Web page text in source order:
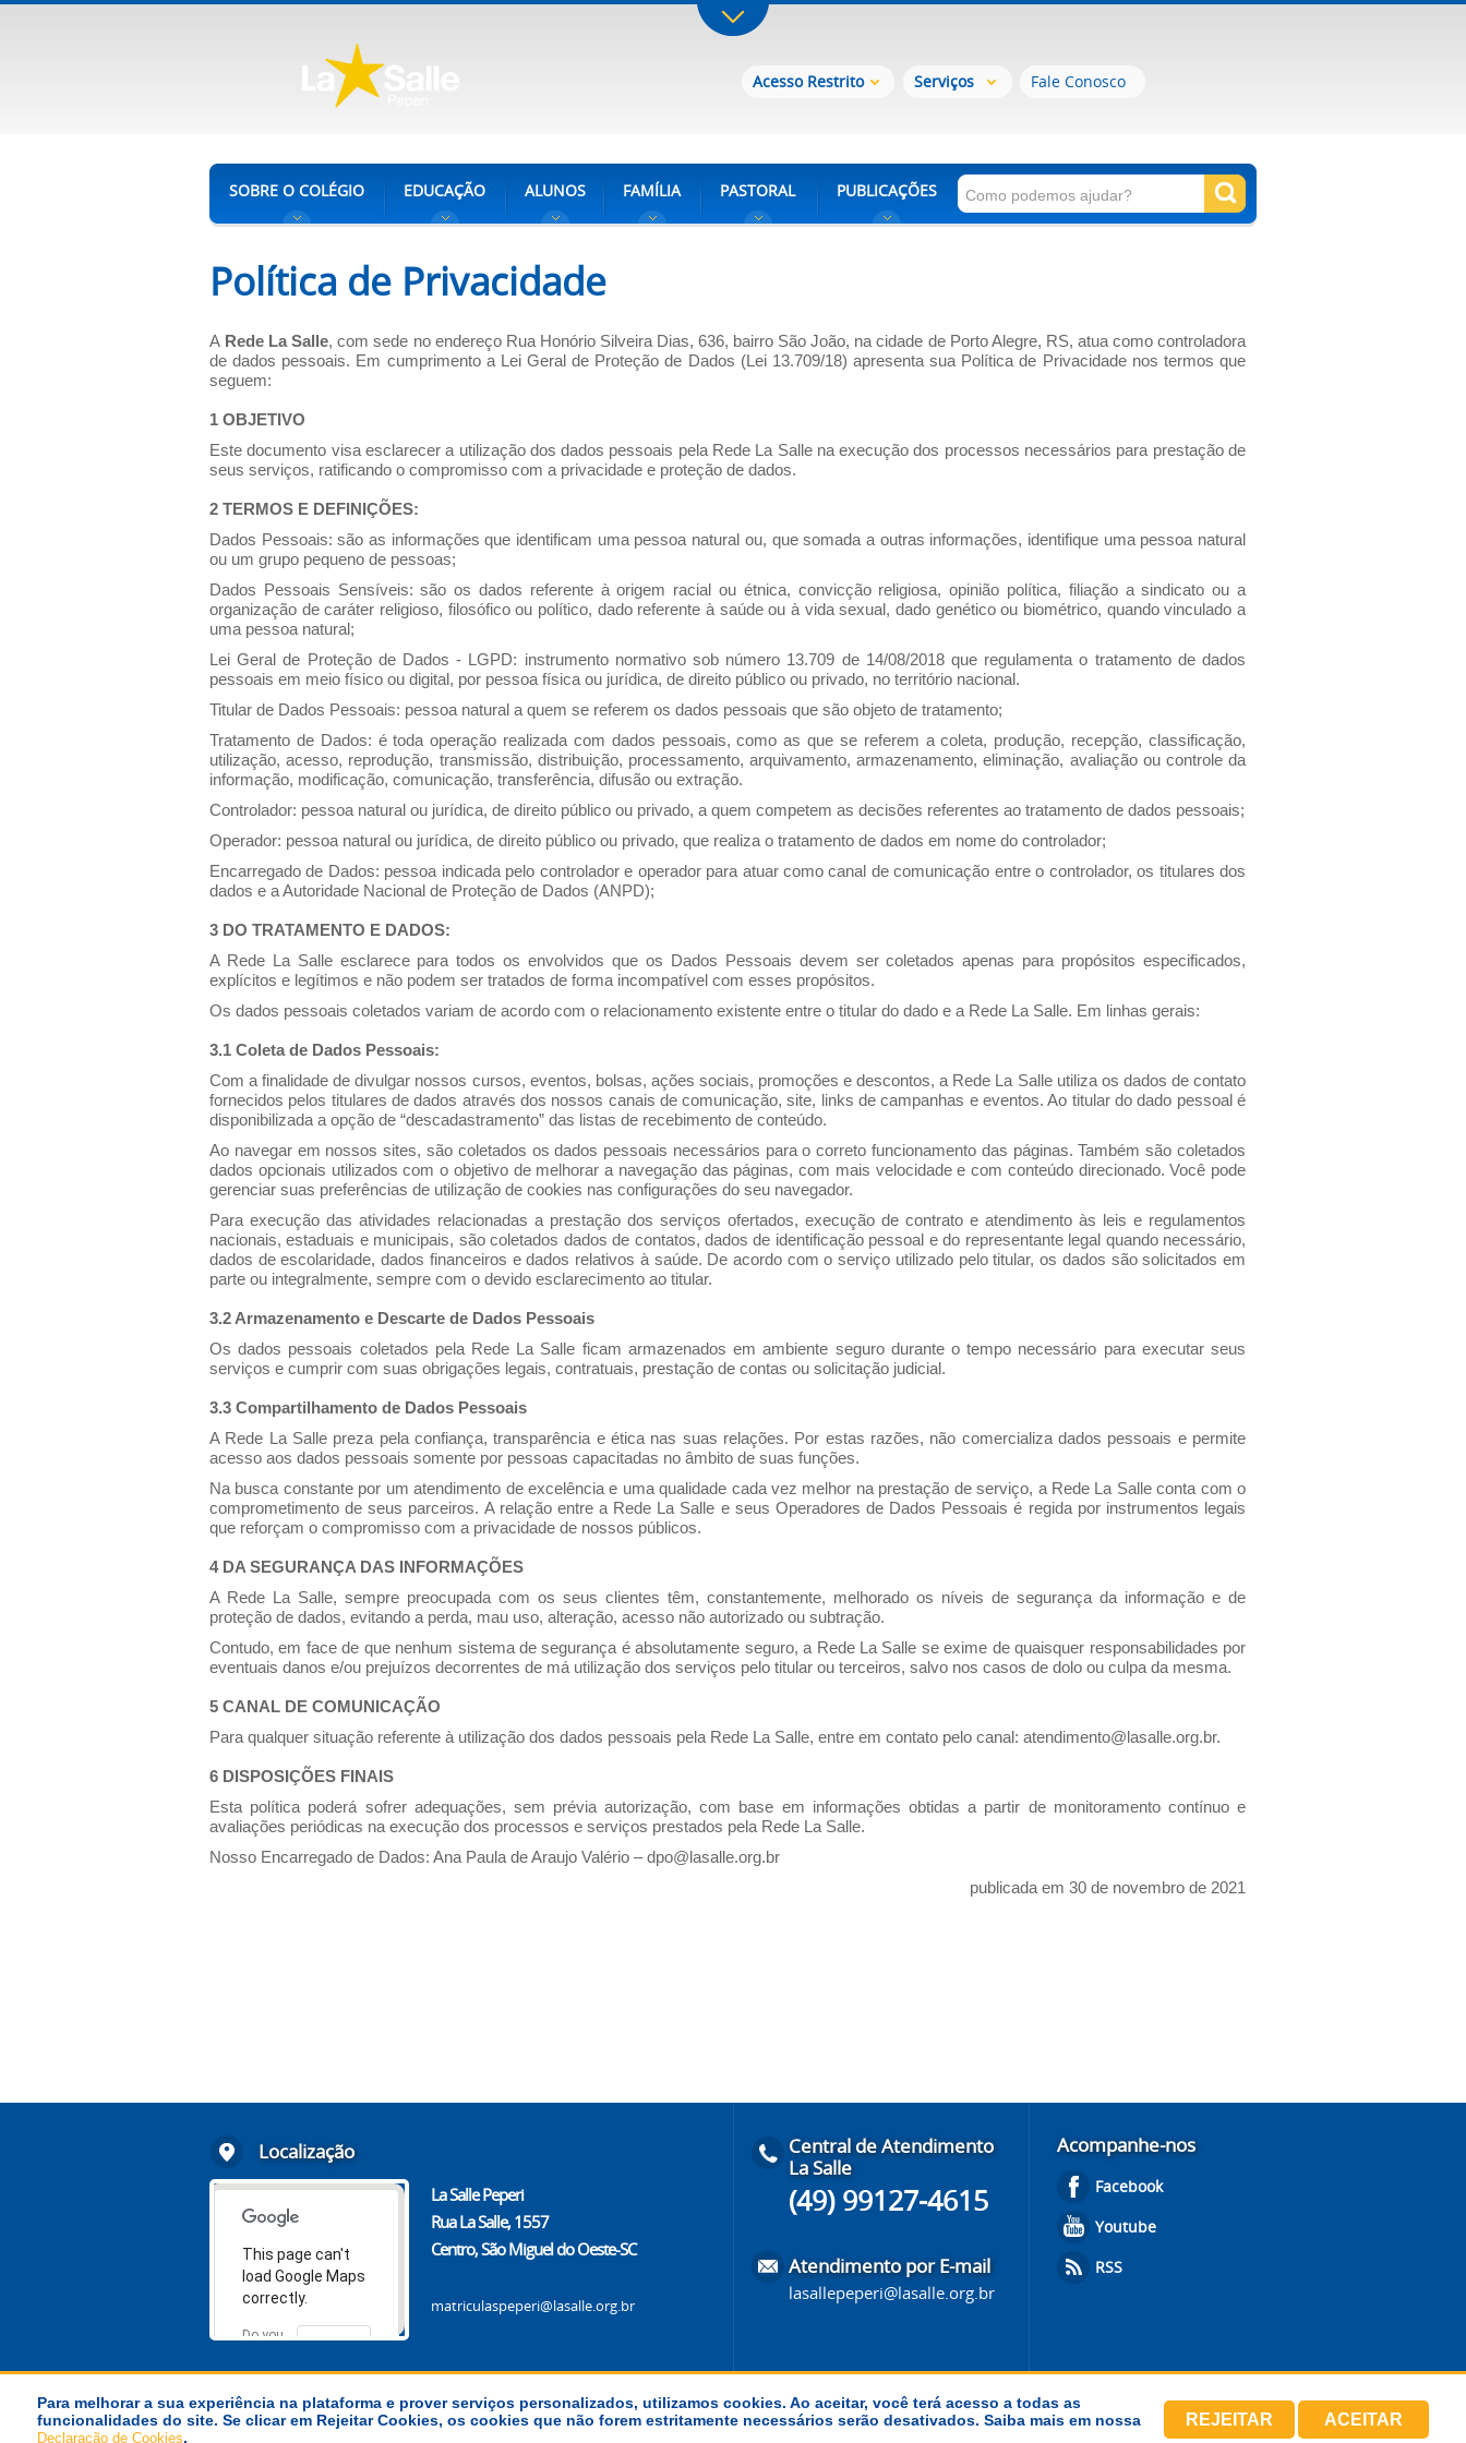
Acesso Restrito Serviços Fale Conosco
SOBRE O COLÉGIO EDUCAÇÃO ALUNOS FAMÍLIA PASTORAL PUBLICAÇÕES
Política de Privacidade
A Rede La Salle, com sede no endereço Rua Honório Silveira Dias, 636, bairro São João, na cidade de Porto Alegre, RS, atua como controladora
de dados pessoais. Em cumprimento a Lei Geral de Proteção de Dados (Lei 13.709/18) apresenta sua Política de Privacidade nos termos que
seguem:
1 OBJETIVO
Este documento visa esclarecer a utilização dos dados pessoais pela Rede La Salle na execução dos processos necessários para prestação de
seus serviços, ratificando o compromisso com a privacidade e proteção de dados.
2 TERMOS E DEFINIÇÕES:
Dados Pessoais: são as informações que identificam uma pessoa natural ou, que somada a outras informações, identifique uma pessoa natural
ou um grupo pequeno de pessoas;
Dados Pessoais Sensíveis: são os dados referente à origem racial ou étnica, convicção religiosa, opinião política, filiação a sindicato ou a
organização de caráter religioso, filosófico ou político, dado referente à saúde ou à vida sexual, dado genético ou biométrico, quando vinculado a
uma pessoa natural;
Lei Geral de Proteção de Dados - LGPD: instrumento normativo sob número 13.709 de 14/08/2018 que regulamenta o tratamento de dados
pessoais em meio físico ou digital, por pessoa física ou jurídica, de direito público ou privado, no território nacional.
Titular de Dados Pessoais: pessoa natural a quem se referem os dados pessoais que são objeto de tratamento;
Tratamento de Dados: é toda operação realizada com dados pessoais, como as que se referem a coleta, produção, recepção, classificação,
utilização, acesso, reprodução, transmissão, distribuição, processamento, arquivamento, armazenamento, eliminação, avaliação ou controle da
informação, modificação, comunicação, transferência, difusão ou extração.
Controlador: pessoa natural ou jurídica, de direito público ou privado, a quem competem as decisões referentes ao tratamento de dados pessoais;
Operador: pessoa natural ou jurídica, de direito público ou privado, que realiza o tratamento de dados em nome do controlador;
Encarregado de Dados: pessoa indicada pelo controlador e operador para atuar como canal de comunicação entre o controlador, os titulares dos
dados e a Autoridade Nacional de Proteção de Dados (ANPD);
3 DO TRATAMENTO E DADOS:
A Rede La Salle esclarece para todos os envolvidos que os Dados Pessoais devem ser coletados apenas para propósitos especificados,
explícitos e legítimos e não podem ser tratados de forma incompatível com esses propósitos.
Os dados pessoais coletados variam de acordo com o relacionamento existente entre o titular do dado e a Rede La Salle. Em linhas gerais:
3.1 Coleta de Dados Pessoais:
Com a finalidade de divulgar nossos cursos, eventos, bolsas, ações sociais, promoções e descontos, a Rede La Salle utiliza os dados de contato
fornecidos pelos titulares de dados através dos nossos canais de comunicação, site, links de campanhas e eventos. Ao titular do dado pessoal é
disponibilizada a opção de “descadastramento” das listas de recebimento de conteúdo.
Ao navegar em nossos sites, são coletados os dados pessoais necessários para o correto funcionamento das páginas. Também são coletados
dados opcionais utilizados com o objetivo de melhorar a navegação das páginas, com mais velocidade e com conteúdo direcionado. Você pode
gerenciar suas preferências de utilização de cookies nas configurações do seu navegador.
Para execução das atividades relacionadas a prestação dos serviços ofertados, execução de contrato e atendimento às leis e regulamentos
nacionais, estaduais e municipais, são coletados dados de contatos, dados de identificação pessoal e do representante legal quando necessário,
dados de escolaridade, dados financeiros e dados relativos à saúde. De acordo com o serviço utilizado pelo titular, os dados são solicitados em
parte ou integralmente, sempre com o devido esclarecimento ao titular.
3.2 Armazenamento e Descarte de Dados Pessoais
Os dados pessoais coletados pela Rede La Salle ficam armazenados em ambiente seguro durante o tempo necessário para executar seus
serviços e cumprir com suas obrigações legais, contratuais, prestação de contas ou solicitação judicial.
3.3 Compartilhamento de Dados Pessoais
A Rede La Salle preza pela confiança, transparência e ética nas suas relações. Por estas razões, não comercializa dados pessoais e permite
acesso aos dados pessoais somente por pessoas capacitadas no âmbito de suas funções.
Na busca constante por um atendimento de excelência e uma qualidade cada vez melhor na prestação de serviço, a Rede La Salle conta com o
comprometimento de seus parceiros. A relação entre a Rede La Salle e seus Operadores de Dados Pessoais é regida por instrumentos legais
que reforçam o compromisso com a privacidade de nossos públicos.
4 DA SEGURANÇA DAS INFORMAÇÕES
A Rede La Salle, sempre preocupada com os seus clientes têm, constantemente, melhorado os níveis de segurança da informação e de
proteção de dados, evitando a perda, mau uso, alteração, acesso não autorizado ou subtração.
Contudo, em face de que nenhum sistema de segurança é absolutamente seguro, a Rede La Salle se exime de quaisquer responsabilidades por
eventuais danos e/ou prejuízos decorrentes de má utilização dos serviços pelo titular ou terceiros, salvo nos casos de dolo ou culpa da mesma.
5 CANAL DE COMUNICAÇÃO
Para qualquer situação referente à utilização dos dados pessoais pela Rede La Salle, entre em contato pelo canal: atendimento@lasalle.org.br.
6 DISPOSIÇÕES FINAIS
Esta política poderá sofrer adequações, sem prévia autorização, com base em informações obtidas a partir de monitoramento contínuo e
avaliações periódicas na execução dos processos e serviços prestados pela Rede La Salle.
Nosso Encarregado de Dados: Ana Paula de Araujo Valério –dpo@lasalle.org.br
publicada em 30 de novembro de 2021
Localização
This page can't
load Google Maps
correctly.
Do you
website?
OK
La Salle Peperi
Rua La Salle, 1557
Centro, São Miguel do Oeste-SC
Para melhorar a sua experiência na plataforma e prover serviços personalizados, utilizamos cookies. Ao aceitar, você terá acesso a todas as
funcionalidades do site. Se clicar em Rejeitar Cookies, os cookies que não forem estritamente necessários serão desativados. Saiba mais em nossa
Declaração de Cookies.
REJEITAR ACEITAR
matriculaspeperi@lasalle.org.br
Central de Atendimento
La Salle
(49) 99127-4615
Atendimento por E-mail
lasallepeperi@lasalle.org.br
Acompanhe-nos
Facebook
Youtube
RSS
© Província La Salle Brasil-Chile